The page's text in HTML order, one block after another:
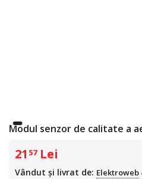
Modul senzor de calitate a
21 57 Lei
Vândut și livrat de: Elektroweb